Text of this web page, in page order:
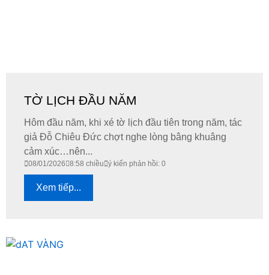
TỜ LỊCH ĐẦU NĂM
Hôm đầu năm, khi xé tờ lịch đầu tiên trong năm, tác
giả Đỗ Chiêu Đức chợt nghe lòng bâng khuâng
cảm xúc…nên...
08/01/2026 8:58 chiều ý kiến phản hồi: 0
Xem tiếp...